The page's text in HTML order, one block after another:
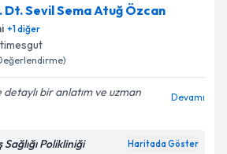
Dt. Sevil Sema Atuğ Özcan
+1diğer
bir anlatım ve uzman
Devamı
Polikliniği Haritada Göster